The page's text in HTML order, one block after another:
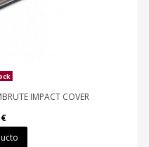
IMPACT COVER